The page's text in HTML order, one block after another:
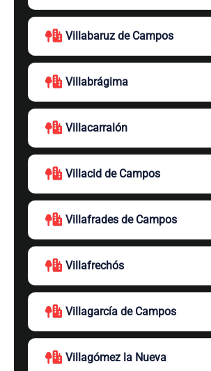
Villabaruz de Campos
Villabrágima
Villacarralón
Villacid de Campos
Villafrades de Campos
Villafrechós
Villagarcía de Campos
Villagómez la Nueva